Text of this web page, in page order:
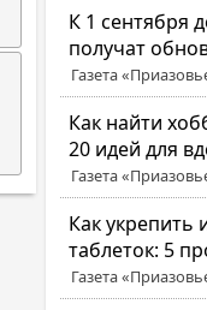
К 1 сентября
получат
Газета
Как найти
20 идей для
Газета
Как укрепить
таблеток: 5
Газета